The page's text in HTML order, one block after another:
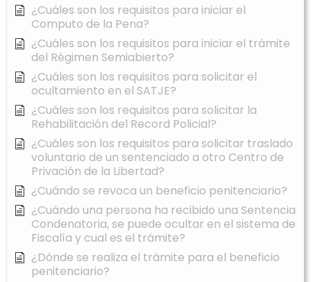
¿Cuáles son los requisitos para iniciar el
Computo de la Pena?
¿Cuáles son los requisitos para iniciar el trámite
del Régimen Semiabierto?
¿Cuáles son los requisitos para solicitar el
ocultamiento en el SATJE?
¿Cuáles son los requisitos para solicitar la
Rehabilitación del Record Policial?
¿Cuáles son los requisitos para solicitar traslado
voluntario de un sentenciado a otro Centro de
Privación de la Libertad?
¿Cuándo se revoca un beneficio penitenciario?
¿Cuándo una persona ha recibido una Sentencia
Condenatoria, se puede ocultar en el sistema de
Fiscalía y cual es el trámite?
¿Dónde se realiza el trámite para el beneficio
penitenciario?